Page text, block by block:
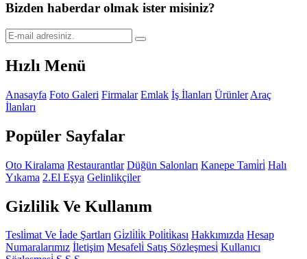
Bizden haberdar olmak ister misiniz?
Hızlı Menü
Anasayfa Foto Galeri Firmalar Emlak İş İlanları Ürünler Araç
İlanları
Popüler Sayfalar
Oto Kiralama Restaurantlar Düğün Salonları Kanepe Tami̇ri̇ Halı
Yıkama 2.El Eşya Gelinlikçiler
Gizlilik Ve Kullanım
Tesli̇mat Ve İade Şartları Gi̇zli̇li̇k Poli̇ti̇kası Hakkımızda Hesap
Numaralarımız İletişim Mesafeli̇ Satış Sözleşmesi̇ Kullanıcı